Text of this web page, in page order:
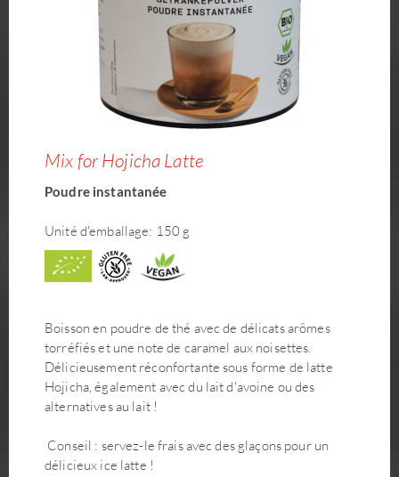
Mix for Hojicha Latte
Poudre instantanée
Unité d'emballage: 150 g
Boisson en poudre de thé avec de délicats arômes
torréfiés et une note de caramel aux noisettes.
Délicieusement réconfortante sous forme de latte
Hojicha, également avec du lait d'avoine ou des
alternatives au lait !
Conseil : servez-le frais avec des glaçons pour un
délicieux ice latte !